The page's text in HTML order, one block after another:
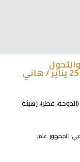
هاني
قطر)،[هيئة
؛ الجمهور: عام;